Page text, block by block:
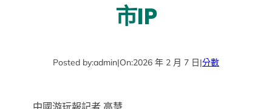
市IP
Posted by:admin|On:2026 年 2 月 7 日|分數
中國游玩報記者 高慧